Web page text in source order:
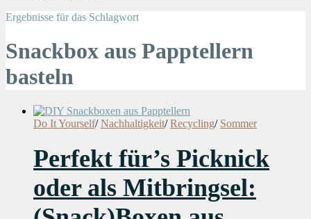
Ergebnisse für das Schlagwort
Snackbox aus Papptellern
basteln
Do It Yourself/ Nachhaltigkeit/ Recycling/ Sommer
Perfekt für’s Picknick
oder als Mitbringsel: